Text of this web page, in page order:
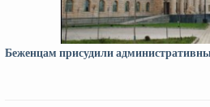
Беженцам присудили